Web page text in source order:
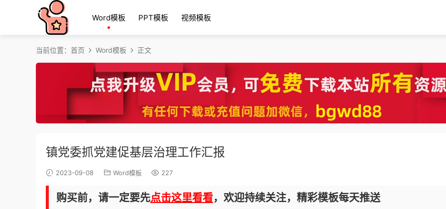
Word模板 PPT模板 视频模板
当前位置： 首页 Word模板 正文
镇党委抓党建促基层治理工作汇报
2023-09-08 Word模板 227
购买前，请一定要先点击这里看看，欢迎持续关注，精彩模板每天推送